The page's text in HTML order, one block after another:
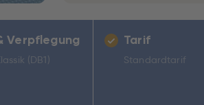
Verpflegung
(DB1)
Tarif
Standardtarif